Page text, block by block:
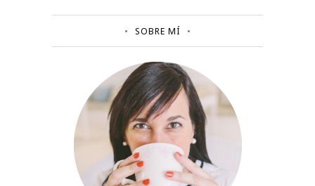
SOBRE MÍ